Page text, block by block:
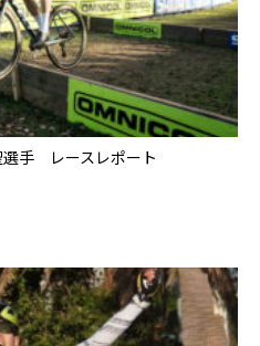
選手 レースレポート